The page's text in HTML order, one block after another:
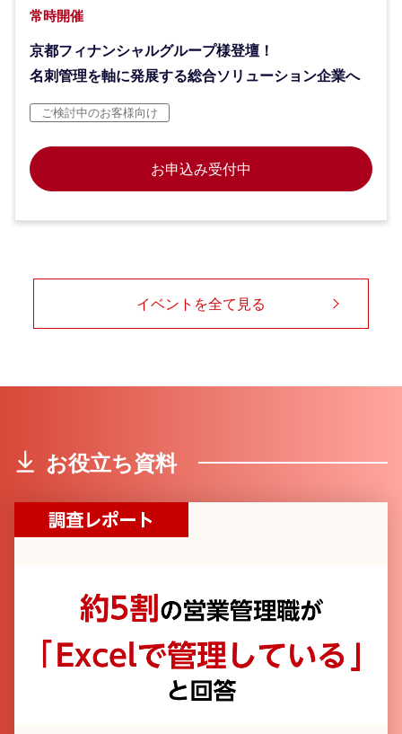
常時開催
京都フィナンシャルグループ様登壇！
名刺管理を軸に発展する総合ソリューション企業へ
ご検討中のお客様向け
お申込み受付中
イベントを全て見る
お役立ち資料